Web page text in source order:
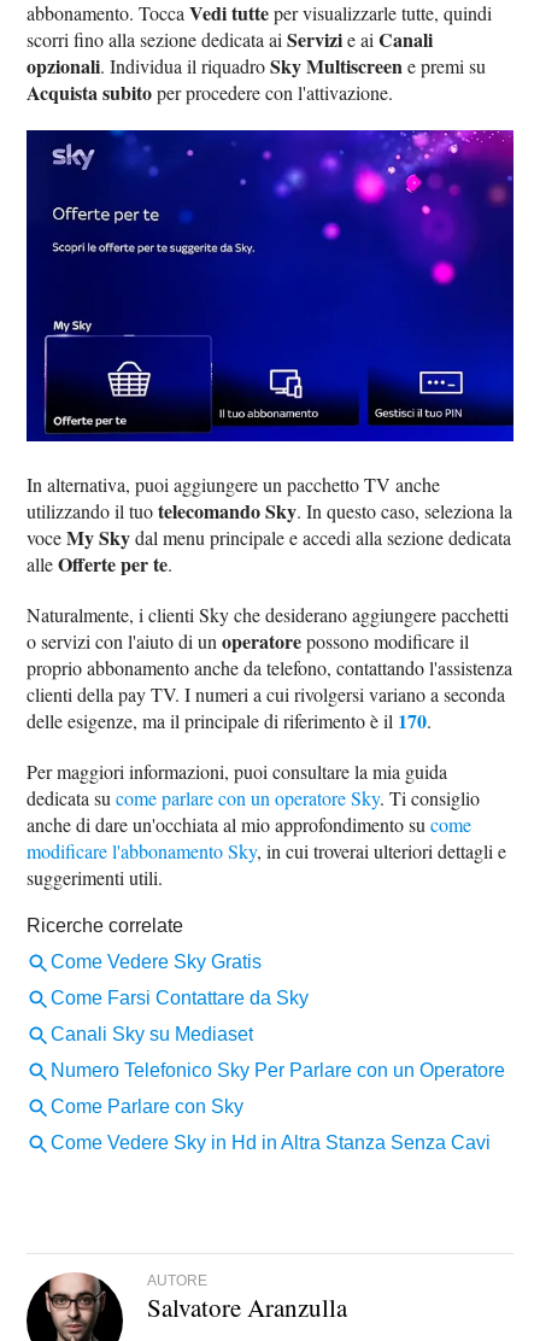
abbonamento. ToccaVedi tutteper visualizzarle tutte, quindi
scorri fino alla sezione dedicata aiServizie aiCanali
opzionali. Individua il riquadroSky Multiscreene premi su
Acquista subitoper procedere con l'attivazione.
In alternativa, puoi aggiungere un pacchetto TV anche
utilizzando il tuotelecomando Sky. In questo caso, seleziona la
voceMy Skydal menu principale e accedi alla sezione dedicata
alleOfferte per te.
Naturalmente, i clienti Sky che desiderano aggiungere pacchetti
o servizi con l'aiuto di unoperatorepossono modificare il
proprio abbonamento anche da telefono, contattando l'assistenza
clienti della pay TV. I numeri a cui rivolgersi variano a seconda
delle esigenze, ma il principale di riferimento è il 170.
Per maggiori informazioni, puoi consultare la mia guida
dedicata sucome parlare con un operatore Sky. Ti consiglio
anche di dare un'occhiata al mio approfondimento sucome
modificare l'abbonamento Sky, in cui troverai ulteriori dettagli e
suggerimenti utili.
AUTORE
Salvatore Aranzulla